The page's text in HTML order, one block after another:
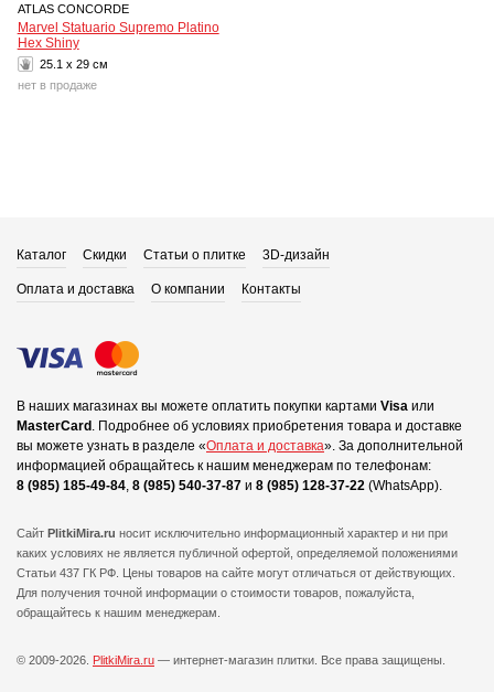
ATLAS CONCORDE
Marvel Statuario Supremo Platino
Hex Shiny
25.1 x 29 см
нет в продаже
Каталог Скидки Статьи о плитке 3D-дизайн
Оплата и доставка О компании Контакты
В наших магазинах вы можете оплатить покупки картами Visa или
MasterCard . Подробнее об условиях приобретения товара и доставке
вы можете узнать в разделе «Оплата и доставка». За дополнительной
информацией обращайтесь к нашим менеджерам по телефонам:
8 (985) 185-49-84, 8 (985) 540-37-87 и 8 (985) 128-37-22 (WhatsApp).
Сайт PlitkiMira.ru носит исключительно информационный характер и ни при
каких условиях не является публичной офертой, определяемой положениями
Статьи 437 ГК РФ. Цены товаров на сайте могут отличаться от действующих.
Для получения точной информации о стоимости товаров, пожалуйста,
обращайтесь к нашим менеджерам.
© 2009-2026. PlitkiMira.ru — интернет-магазин плитки. Все права защищены.